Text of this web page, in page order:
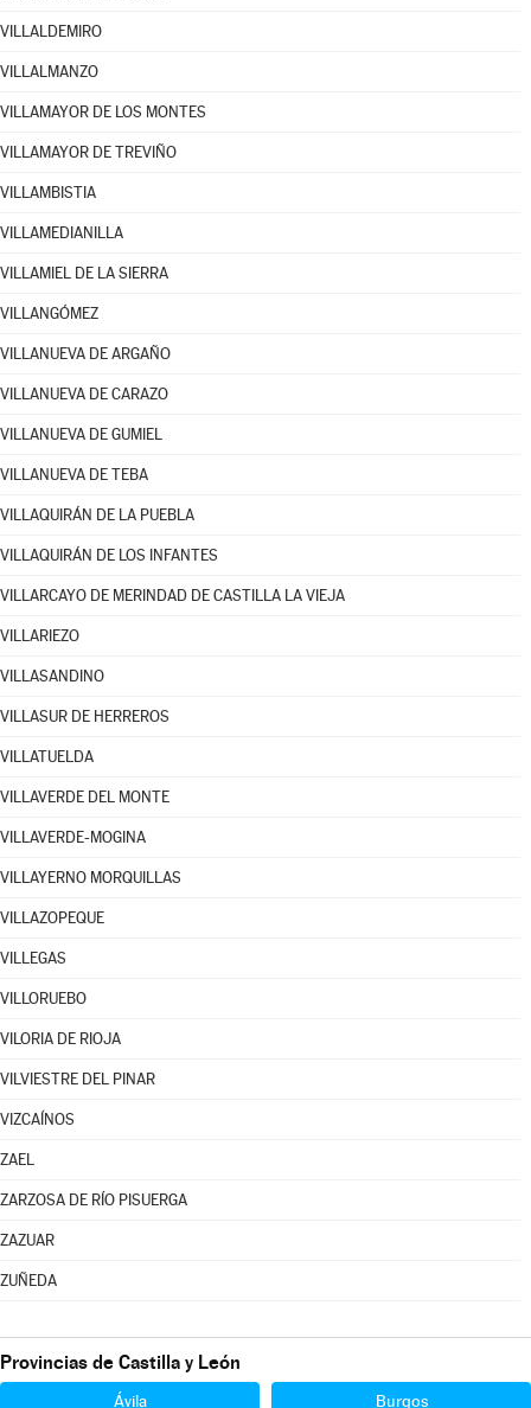
VILLALDEMIRO
VILLALMANZO
VILLAMAYOR DE LOS MONTES
VILLAMAYOR DE TREVIÑO
VILLAMBISTIA
VILLAMEDIANILLA
VILLAMIEL DE LA SIERRA
VILLANGÓMEZ
VILLANUEVA DE ARGAÑO
VILLANUEVA DE CARAZO
VILLANUEVA DE GUMIEL
VILLANUEVA DE TEBA
VILLAQUIRÁN DE LA PUEBLA
VILLAQUIRÁN DE LOS INFANTES
VILLARCAYO DE MERINDAD DE CASTILLA LA VIEJA
VILLARIEZO
VILLASANDINO
VILLASUR DE HERREROS
VILLATUELDA
VILLAVERDE DEL MONTE
VILLAVERDE-MOGINA
VILLAYERNO MORQUILLAS
VILLAZOPEQUE
VILLEGAS
VILLORUEBO
VILORIA DE RIOJA
VILVIESTRE DEL PINAR
VIZCAÍNOS
ZAEL
ZARZOSA DE RÍO PISUERGA
ZAZUAR
ZUÑEDA
Provincias de Castilla y León
Ávila Burgos